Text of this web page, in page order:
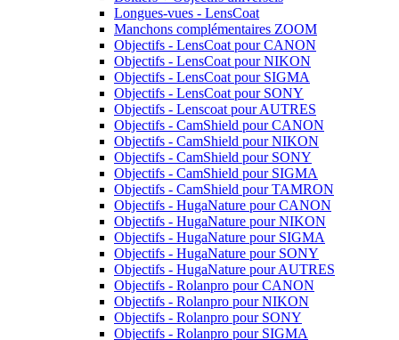
Longues-vues - LensCoat
Manchons complémentaires ZOOM
Objectifs - LensCoat pour CANON
Objectifs - LensCoat pour NIKON
Objectifs - LensCoat pour SIGMA
Objectifs - LensCoat pour SONY
Objectifs - Lenscoat pour AUTRES
Objectifs - CamShield pour CANON
Objectifs - CamShield pour NIKON
Objectifs - CamShield pour SONY
Objectifs - CamShield pour SIGMA
Objectifs - CamShield pour TAMRON
Objectifs - HugaNature pour CANON
Objectifs - HugaNature pour NIKON
Objectifs - HugaNature pour SIGMA
Objectifs - HugaNature pour SONY
Objectifs - HugaNature pour AUTRES
Objectifs - Rolanpro pour CANON
Objectifs - Rolanpro pour NIKON
Objectifs - Rolanpro pour SONY
Objectifs - Rolanpro pour SIGMA